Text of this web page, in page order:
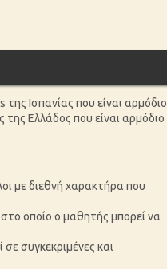
Ισπανίας που είναι αρμόδιο
της Ελλάδος που είναι αρμόδιο
με διεθνή χαρακτήρα που
οποίο ο μαθητής μπορεί να
συγκεκριμένες και